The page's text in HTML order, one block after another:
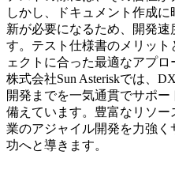
しかし、ドキュメント作成
新が必要になるため、開発
す。テスト仕様書のメリッ
ェクトに合った最適なアプロ
株式会社Sun Asteriskでは、
開発までを一気通貫でサポ
備えています。豊富なリソ
業のアジャイル開発を力強
功へと導きます。